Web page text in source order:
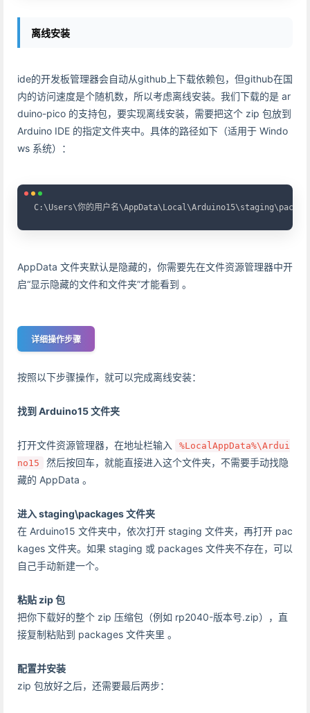
离线安装
ide的开发板管理器会自动从github上下载依赖包，但github在国
内的访问速度是个随机数，所以考虑离线安装。我们下载的是 ar
duino-pico 的支持包，要实现离线安装，需要把这个 zip 包放到
Arduino IDE 的指定文件夹中。具体的路径如下（适用于 Windo
ws 系统）：
C:\Users\你的用户名
AppData 文件夹默认是隐藏的，你需要先在文件资源管理器中开
启“显示隐藏的文件和文件夹”才能看到 。
详细操作步骤
按照以下步骤操作，就可以完成离线安装：
找到 Arduino15 文件夹
打开文件资源管理器，在地址栏输入
%LocalAppData%\Ardui
no15
然后按回车，就能直接进入这个文件夹，不需要手动找隐
藏的 AppData 。
进入 staging\packages 文件夹
在 Arduino15 文件夹中，依次打开 staging 文件夹，再打开 pac
kages 文件夹。如果 staging 或 packages 文件夹不存在，可以
自己手动新建一个。
粘贴 zip 包
把你下载好的整个 zip 压缩包（例如 rp2040-版本号.zip），直
接复制粘贴到 packages 文件夹里 。
配置并安装
zip 包放好之后，还需要最后两步：